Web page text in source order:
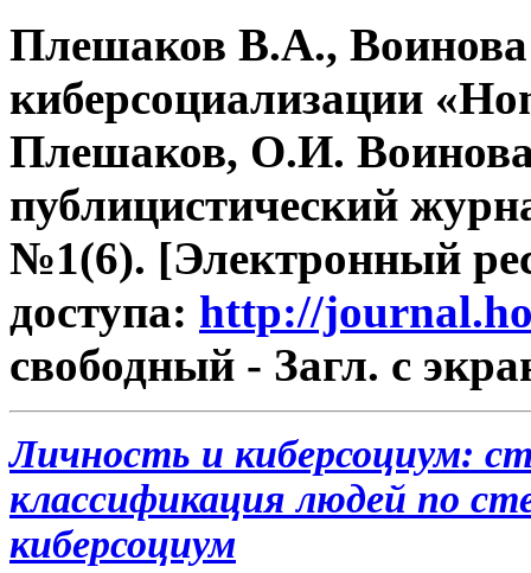
Плешаков В.А., Воинова
киберсоциализации
Плешаков, О.И.
публицистический
№1(6). [Электронный
доступа: http://
свободный - Загл. с
Личность и киберсоциум:
классификация людей по
киберсоциум